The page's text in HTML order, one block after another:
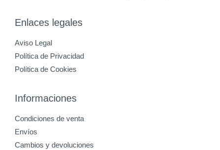
Enlaces legales
Aviso Legal
Política de Privacidad
Política de Cookies
Informaciones
Condiciones de venta
Envíos
Cambios y devoluciones